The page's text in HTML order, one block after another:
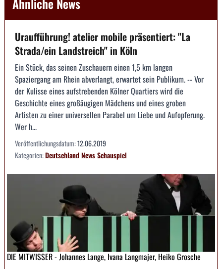
Uraufführung! atelier mobile präsentiert: "La
Strada/ein Landstreich" in Köln
Ein Stück, das seinen Zuschauern einen 1,5 km langen
Spaziergang am Rhein abverlangt, erwartet sein Publikum. -- Vor
der Kulisse eines aufstrebenden Kölner Quartiers wird die
Geschichte eines großäugigen Mädchens und eines groben
Artisten zu einer universellen Parabel um Liebe und Aufopferung.
Wer h...
Veröffentlichungsdatum:12.06.2019
Kategorien:DeutschlandNewsSchauspiel
DIE MITWISSER - Johannes Lange, Ivana Langmajer, Heiko Grosche